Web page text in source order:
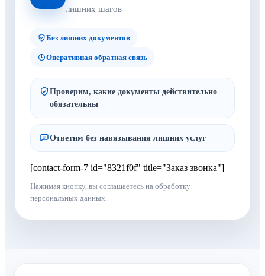
лишних шагов
Без лишних документов
Оперативная обратная связь
Проверим, какие документы действительно
обязательны
Ответим без навязывания лишних услуг
[contact-form-7 id="8321f0f" title="Заказ звонка"]
Нажимая кнопку, вы соглашаетесь на обработку
персональных данных.